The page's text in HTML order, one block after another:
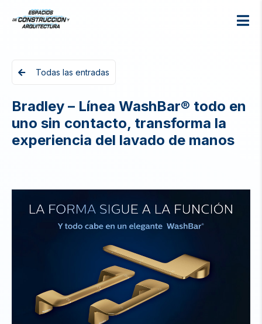
Todas las entradas
Bradley – Línea WashBar® todo en
uno sin contacto, transforma la
experiencia del lavado de manos